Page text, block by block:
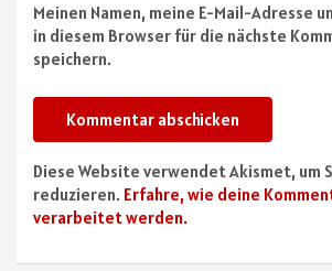
Meinen Namen, meine E-Mail-Adresse
in diesem Browser für die nächste
speichern.
Diese Website verwendet Akismet, um
reduzieren. Erfahre, wie deine
verarbeitet werden.